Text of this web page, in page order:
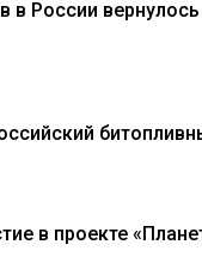
в России
в проекте